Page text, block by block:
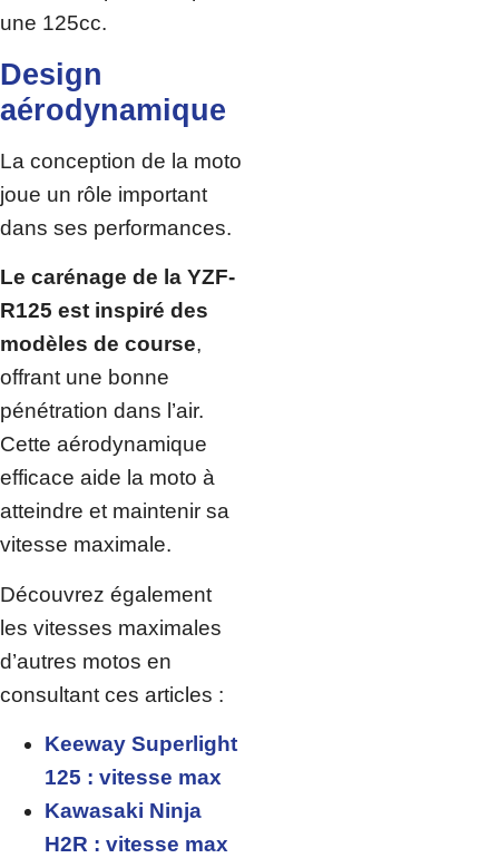
une 125cc.
Design
aérodynamique
La conception de la moto
joue un rôle important
dans ses performances.
Le carénage de la YZF-
R125 est inspiré des
modèles de course,
offrant une bonne
pénétration dans l’air.
Cette aérodynamique
efficace aide la moto à
atteindre et maintenir sa
vitesse maximale.
Découvrez également
les vitesses maximales
d’autres motos en
consultant ces articles :
Keeway Superlight
125 : vitesse max
Kawasaki Ninja
H2R : vitesse max